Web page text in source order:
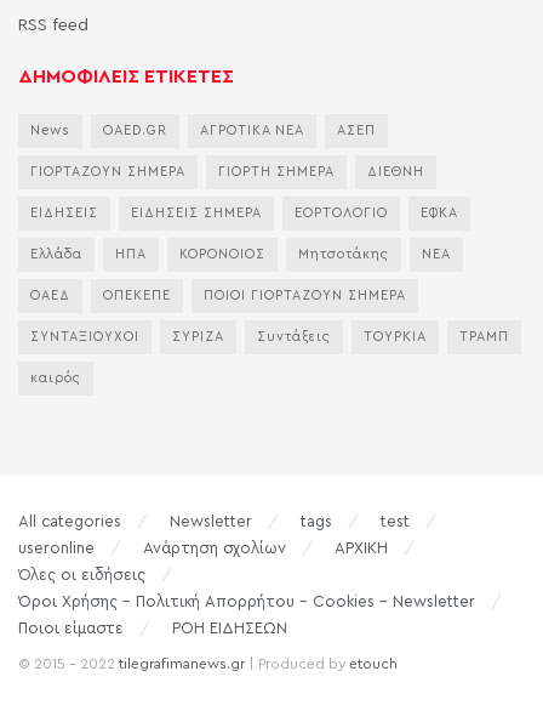
RSS feed
ΔΗΜΟΦΙΛΕΙΣ ΕΤΙΚΕΤΕΣ
News OAED.GR ΑΓΡΟΤΙΚΑ ΝΕΑ ΑΣΕΠ
ΓΙΟΡΤΑΖΟΥΝ ΣΗΜΕΡΑ ΓΙΟΡΤΗ ΣΗΜΕΡΑ ΔΙΕΘΝΗ
ΕΙΔΗΣΕΙΣ ΕΙΔΗΣΕΙΣ ΣΗΜΕΡΑ ΕΟΡΤΟΛΟΓΙΟ ΕΦΚΑ
Ελλάδα ΗΠΑ ΚΟΡΟΝΟΙΟΣ Μητσοτάκης ΝΕΑ
ΟΑΕΔ ΟΠΕΚΕΠΕ ΠΟΙΟΙ ΓΙΟΡΤΑΖΟΥΝ ΣΗΜΕΡΑ
ΣΥΝΤΑΞΙΟΥΧΟΙ ΣΥΡΙΖΑ Συντάξεις ΤΟΥΡΚΙΑ ΤΡΑΜΠ
καιρός
All categories Newsletter tags
test
useronline
Ανάρτηση σχολίων
ΑΡΧΙΚΗ
Όλες οι ειδήσεις
Όροι Χρήσης – Πολιτική Απορρήτου – Cookies – Newsletter
Ποιοι είμαστε
ΡΟΗ ΕΙΔΗΣΕΩΝ
© 2015 - 2022 tilegrafimanews.gr| Produced by etouch